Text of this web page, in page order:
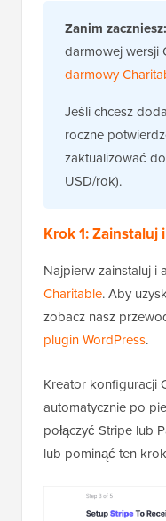
Zanim zaczniesz:
darmowej wersji
darmowy
Jeśli chcesz
roczne
zaktualizować do
USD/rok).
Krok 1:
Najpierw zainstaluj i
Charitable. Aby
zobacz nasz
plugin WordPress.
Kreator konfiguracji
automatycznie po
połączyć Stripe lub
lub pominąć ten